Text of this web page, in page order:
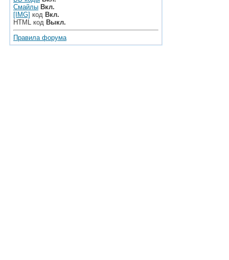
Смайлы Вкл.
[IMG] код Вкл.
HTML код Выкл.
Правила форума